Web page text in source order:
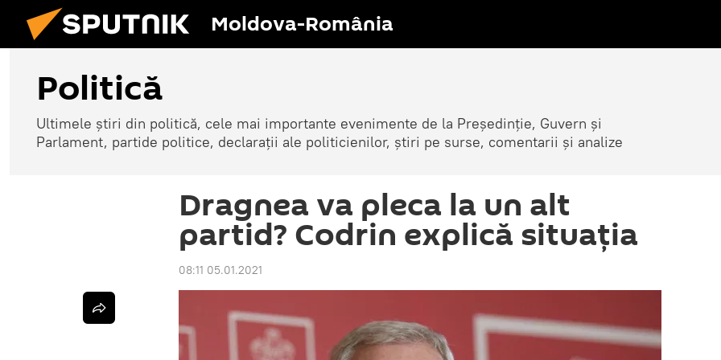
Moldova-România
Politică
Ultimele știri din politică, cele mai importante evenimente de la Președinție, Guvern și
Parlament, partide politice, declarații ale politicienilor, știri pe surse, comentarii și analize
Dragnea va pleca la un alt
partid? Codrin explică situația
08:11 05.01.2021